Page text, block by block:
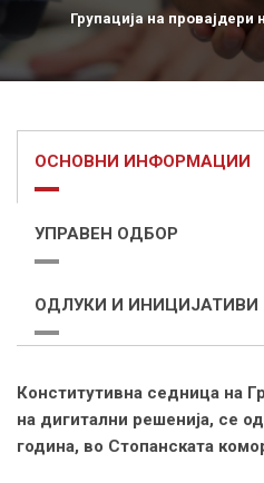
Групација на провајдери
ОСНОВНИ ИНФОРМАЦИИ
УПРАВЕН ОДБОР
ОДЛУКИ И ИНИЦИЈАТИВИ
Конститутивна седница на
на дигитални решенија, се
година, во Стопанската